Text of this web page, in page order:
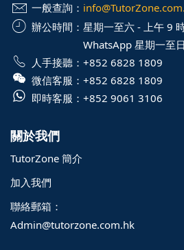
一般查詢：
辦公時間： 星期一至六 - 上午 9
WhatsApp 星期一至
人手接聽： +852 6828 1809
微信客服： +852 6828 1809
即時客服： +852 9061 3106
關於我們
TutorZone 簡介
加入我們
聯絡郵箱：
Admin@tutorzone.com.hk